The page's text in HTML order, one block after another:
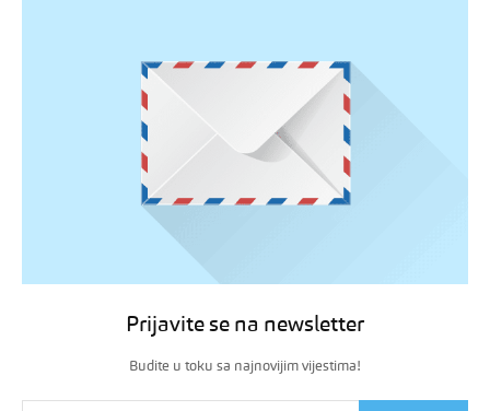
Prijavite se na newsletter
Budite u toku sa najnovijim vijestima!